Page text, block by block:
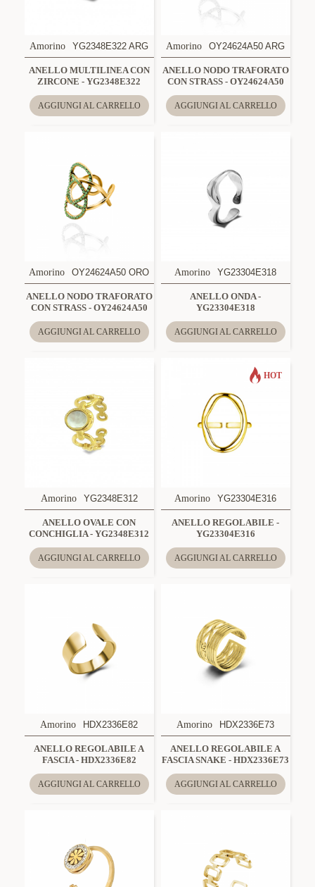
Amorino YG2348E322 ARG
ANELLO MULTILINEA CON
ZIRCONE - YG2348E322
AGGIUNGI AL CARRELLO
Amorino OY24624A50 ARG
ANELLO NODO TRAFORATO
CON STRASS - OY24624A50
AGGIUNGI AL CARRELLO
Amorino OY24624A50 ORO
ANELLO NODO TRAFORATO
CON STRASS - OY24624A50
AGGIUNGI AL CARRELLO
Amorino YG23304E318
ANELLO ONDA -
YG23304E318
AGGIUNGI AL CARRELLO
Amorino YG2348E312
ANELLO OVALE CON
CONCHIGLIA - YG2348E312
AGGIUNGI AL CARRELLO
HOT
Amorino YG23304E316
ANELLO REGOLABILE -
YG23304E316
AGGIUNGI AL CARRELLO
Amorino HDX2336E82
ANELLO REGOLABILE A
FASCIA - HDX2336E82
AGGIUNGI AL CARRELLO
Amorino HDX2336E73
ANELLO REGOLABILE A
FASCIA SNAKE - HDX2336E73
AGGIUNGI AL CARRELLO